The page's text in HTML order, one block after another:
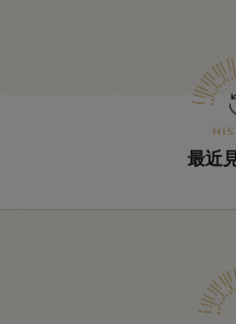
最近